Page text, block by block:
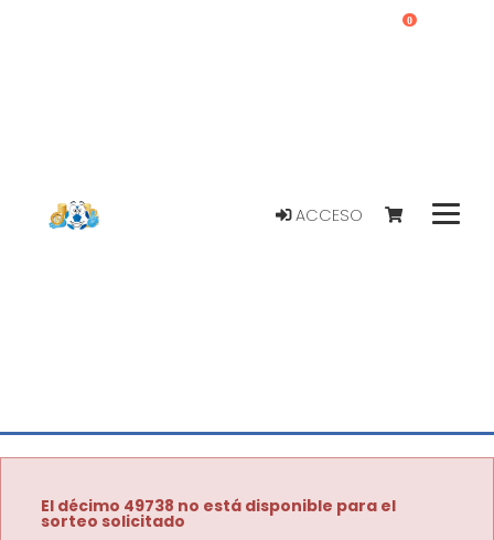
ACCESO
0
El décimo 49738 no está disponible para el
sorteo solicitado